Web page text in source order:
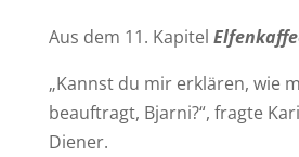
Aus dem 11. Kapitel
„Kannst du mir erklären, wie
beauftragt, Bjarni?“, fragte
Diener.